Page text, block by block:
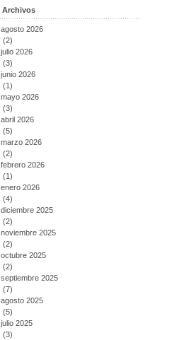
Archivos
agosto 2026
(2)
julio 2026
(3)
junio 2026
(1)
mayo 2026
(3)
abril 2026
(5)
marzo 2026
(2)
febrero 2026
(1)
enero 2026
(4)
diciembre 2025
(2)
noviembre 2025
(2)
octubre 2025
(2)
septiembre 2025
(7)
agosto 2025
(5)
julio 2025
(3)